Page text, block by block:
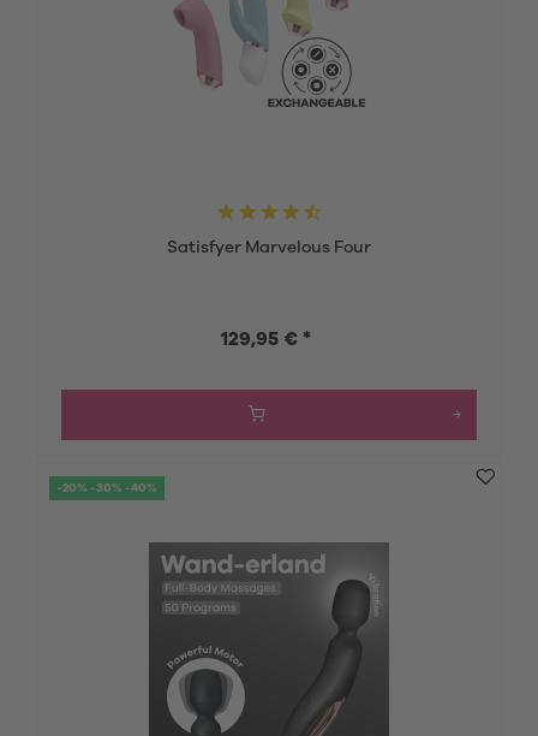
Satisfyer Marvelous Four
129,95 € *
-20% -30% -40%